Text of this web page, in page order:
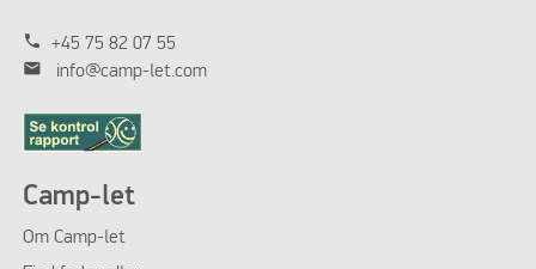
phone +45 75 82 07 55
mail info@camp-let.com
Camp-let
Om Camp-let